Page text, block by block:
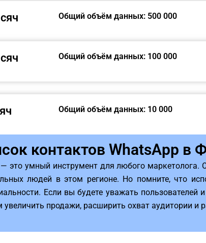
Общий объём данных: 500 000
Общий объём данных: 100 000
Общий объём данных: 10 000
контактов WhatsApp в
это умный инструмент для любого
людей в этом регионе. Но помните, что
Если вы будете уважать пользователей
продажи, расширить охват аудитории и